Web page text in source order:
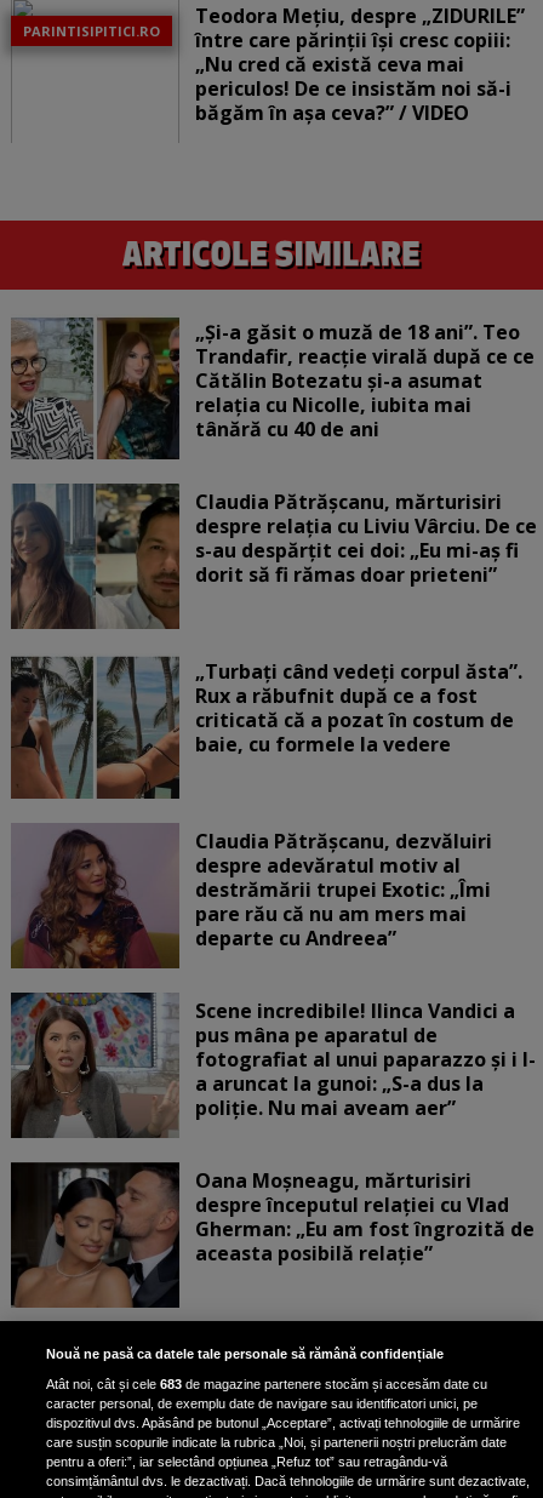
PARINTISIPITICI.RO
Teodora Mețiu, despre „ZIDURILE”
între care părinții își cresc copiii:
„Nu cred că există ceva mai
periculos! De ce insistăm noi să-i
băgăm în așa ceva?” / VIDEO
„Și-a găsit o muză de 18 ani”. Teo
Trandafir, reacție virală după ce ce
Cătălin Botezatu și-a asumat
relația cu Nicolle, iubita mai
tânără cu 40 de ani
Claudia Pătrășcanu, mărturisiri
despre relația cu Liviu Vârciu. De ce
s-au despărțit cei doi: „Eu mi-aș fi
dorit să fi rămas doar prieteni”
„Turbați când vedeți corpul ăsta”.
Rux a răbufnit după ce a fost
criticată că a pozat în costum de
baie, cu formele la vedere
Claudia Pătrășcanu, dezvăluiri
despre adevăratul motiv al
destrămării trupei Exotic: „Îmi
pare rău că nu am mers mai
departe cu Andreea”
Scene incredibile! Ilinca Vandici a
pus mâna pe aparatul de
fotografiat al unui paparazzo și i l-
a aruncat la gunoi: „S-a dus la
poliție. Nu mai aveam aer”
Oana Moșneagu, mărturisiri
despre începutul relației cu Vlad
Gherman: „Eu am fost îngrozită de
aceasta posibilă relație”
Unde locuiesc Alberto Guță și
iubita lui, după ce au plecat din
casa Narcisei Balaban: „Noi
suntem într-o casă cu două-trei
etaje”
Nouă ne pasă ca datele tale personale să rămână confidențiale
Atât noi, cât și cele683 de magazine partenere stocăm și accesăm date cu
caracter personal, de exemplu date de navigare sau identificatori unici, pe
dispozitivul dvs. Apăsând pe butonul „Acceptare”, activați tehnologiile de urmărire
care susțin scopurile indicate la rubrica „Noi, și partenerii noștri prelucrăm date
pentru a oferi:”, iar selectând opțiunea „Refuz tot” sau retragându-vă
consimțământul dvs. le dezactivați. Dacă tehnologiile de urmărire sunt dezactivate,